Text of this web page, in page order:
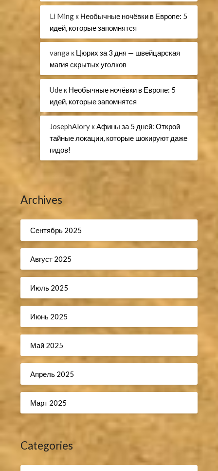
Li Ming к Необычные ночёвки в Европе: 5
идей, которые запомнятся
vanga к Цюрих за 3 дня — швейцарская
магия скрытых уголков
Ude к Необычные ночёвки в Европе: 5
идей, которые запомнятся
JosephAlory кАфины за 5 дней: Открой
тайные локации, которые шокируют даже
гидов!
Archives
Сентябрь 2025
Август 2025
Июль 2025
Июнь 2025
Май 2025
Апрель 2025
Март 2025
Categories